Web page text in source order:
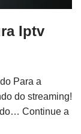
Iptv
Para a
do streaming!
Continue a